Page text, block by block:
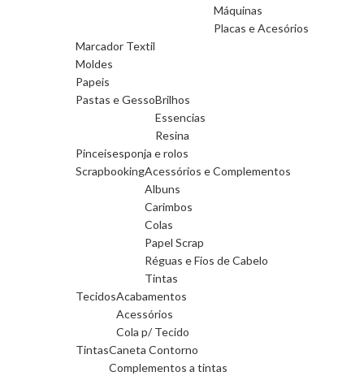
Máquinas
Placas e Acesórios
Marcador Textil
Moldes
Papeis
Pastas e GessoBrilhos
Essencias
Resina
Pinceisesponja e rolos
ScrapbookingAcessórios e Complementos
Albuns
Carimbos
Colas
Papel Scrap
Réguas e Fios de Cabelo
Tintas
TecidosAcabamentos
Acessórios
Cola p/ Tecido
TintasCaneta Contorno
Complementos a tintas